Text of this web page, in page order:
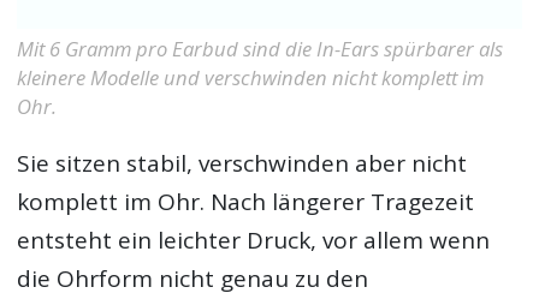
Mit 6 Gramm pro Earbud sind die In-Ears spürbarer als
kleinere Modelle und verschwinden nicht komplett im
Ohr.
Sie sitzen stabil, verschwinden aber nicht
komplett im Ohr. Nach längerer Tragezeit
entsteht ein leichter Druck, vor allem wenn
die Ohrform nicht genau zu den